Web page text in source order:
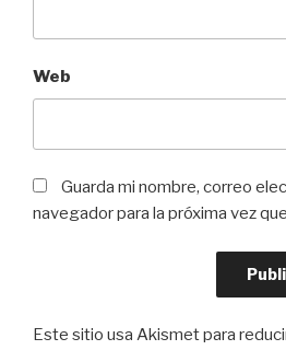
Web
Guarda mi nombre, correo
navegador para la próxima vez
Este sitio usa Akismet para